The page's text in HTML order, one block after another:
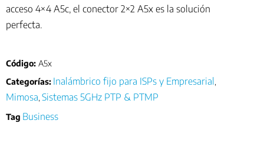
acceso 4×4 A5c, el conector 2×2 A5x es la solución
perfecta.
Código: A5x
Categorías: Inalámbrico fijo para ISPs y Empresarial
Mimosa Sistemas 5GHz PTP & PTMP
Tag Business